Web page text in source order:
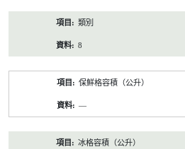
類別
8
保鮮格容積（公升）
—
冰格容積（公升）